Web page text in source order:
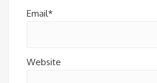
Email*
Website